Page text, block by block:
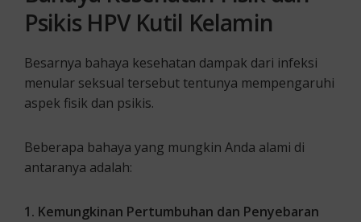
Psikis HPV Kutil Kelamin
Besarnya bahaya kesehatan dampak dari infeksi
menular seksual tersebut tentunya mempengaruhi
aspek fisik dan psikis.
Beberapa bahaya yang mungkin Anda alami di
antaranya adalah:
1. Kemungkinan Pertumbuhan dan Penyebaran